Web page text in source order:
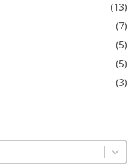
(13)
(7)
(5)
(5)
(3)